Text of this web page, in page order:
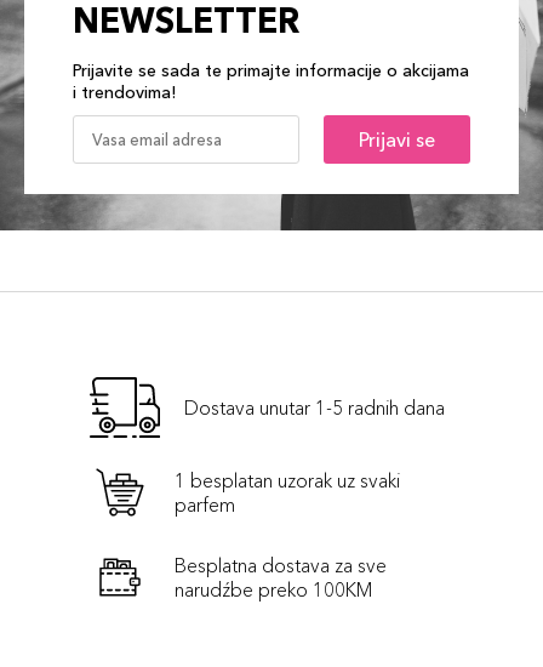
NEWSLETTER
Prijavite se sada te primajte informacije o akcijama
i trendovima!
Prijavi se
Dostava unutar 1-5 radnih dana
1 besplatan uzorak uz svaki
parfem
Besplatna dostava za sve
narudźbe preko 100KM